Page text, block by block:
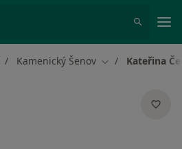
Kamenický Šenov Změna města
Kateřina